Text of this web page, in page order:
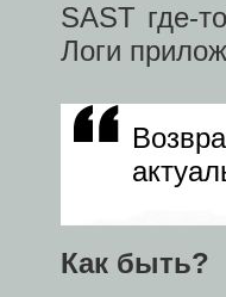
SAST
Логи
Как быть?